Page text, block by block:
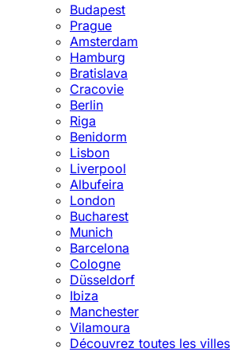
Budapest
Prague
Amsterdam
Hamburg
Bratislava
Cracovie
Berlin
Riga
Benidorm
Lisbon
Liverpool
Albufeira
London
Bucharest
Munich
Barcelona
Cologne
Düsseldorf
Ibiza
Manchester
Vilamoura
Découvrez toutes les villes